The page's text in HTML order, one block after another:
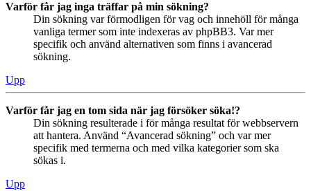
Varför får jag inga träffar på min sökning?
Din sökning var förmodligen för vag och innehöll för många
vanliga termer som inte indexeras av phpBB3. Var mer
specifik och använd alternativen som finns i avancerad
sökning.
Upp
Varför får jag en tom sida när jag försöker söka!?
Din sökning resulterade i för många resultat för webbservern
att hantera. Använd “Avancerad sökning” och var mer
specifik med termerna och med vilka kategorier som ska
sökas i.
Upp